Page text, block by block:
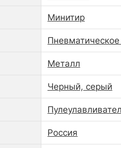
Минитир
Металл
Черный, серый
Россия